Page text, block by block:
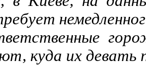
куда их